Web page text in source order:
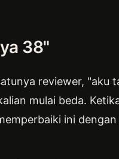
38"
reviewer, "aku
mulai beda.
ini